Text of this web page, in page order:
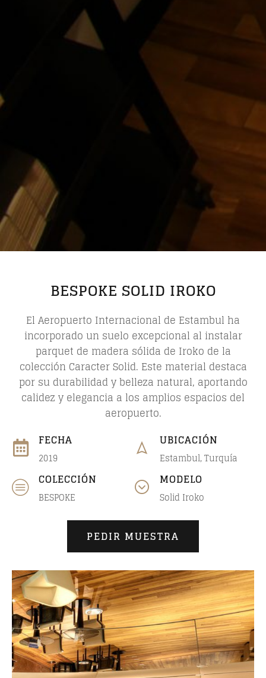
BESPOKE SOLID IROKO
El Aeropuerto Internacional de Estambul ha
incorporado un suelo excepcional al instalar
parquet de madera sólida de Iroko de la
colección Caracter Solid. Este material destaca
por su durabilidad y belleza natural, aportando
calidez y elegancia a los amplios espacios del
aeropuerto.
FECHA
2019
UBICACIÓN
Estambul, Turquía
COLECCIÓN
BESPOKE
MODELO
Solid Iroko
PEDIR MUESTRA